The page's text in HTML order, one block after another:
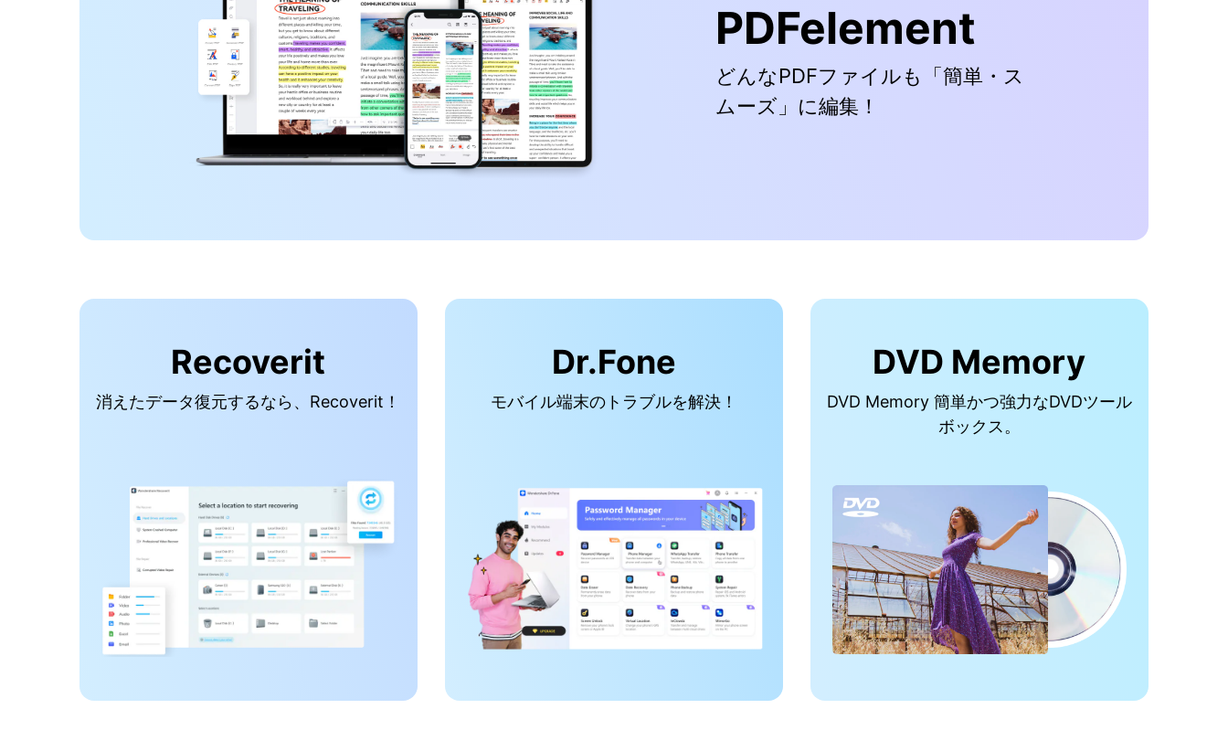
PDFelement
どんなPDFファイルも「簡単・ス
ムーズ」に編集！
Recoverit
消えたデータ復元するなら、Recoverit！
Dr.Fone
モバイル端末のトラブルを解決！
DVD Memory
DVD Memory 簡単かつ強力なDVDツール
ボックス。